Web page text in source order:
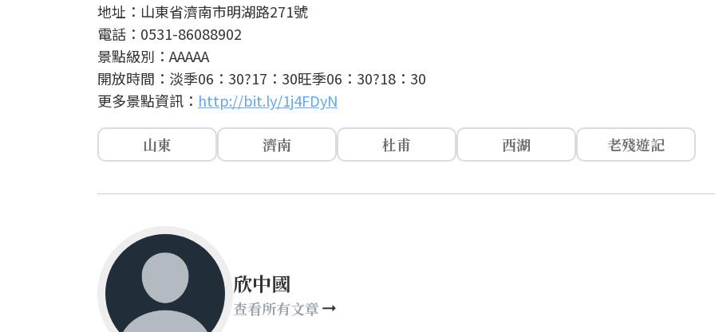
地址：山東省濟南市明湖路271號
電話：0531-86088902
景點級別：AAAAA
開放時間： 淡季06：30?17：30旺季06：30?18：30
更多景點資訊： http://bit.ly/1j4FDyN
山東 濟南 杜甫 西湖 老殘遊記
欣中國
查看所有文章